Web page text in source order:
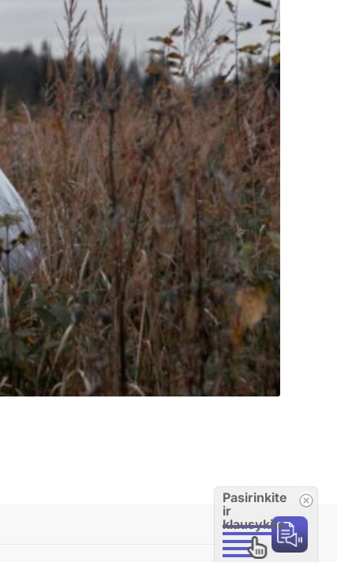
Pasirinkite
ir
klausykite